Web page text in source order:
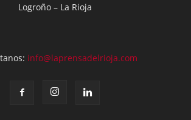
Logroño – La Rioja
info@laprensadelrioja.com